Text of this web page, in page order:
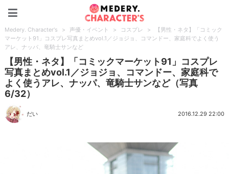
Medery. Character's > 声優・イベント > コスプレ >
【男性・ネタ】「コミック
マーケット91」コスプレ写真まとめvol.1／ジョジョ、コマンドー、家庭科でよく使う
アレ、ナッパ、竜騎士サンなど
【男性・ネタ】「コミックマーケット91」コスプレ
写真まとめvol.1／ジョジョ、コマンドー、家庭科で
よく使うアレ、ナッパ、竜騎士サンなど（写真
6/32）
だい 2016.12.29 22:00